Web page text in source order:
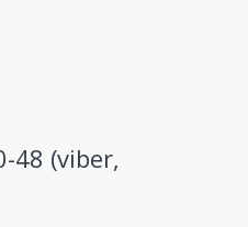
48 (viber,